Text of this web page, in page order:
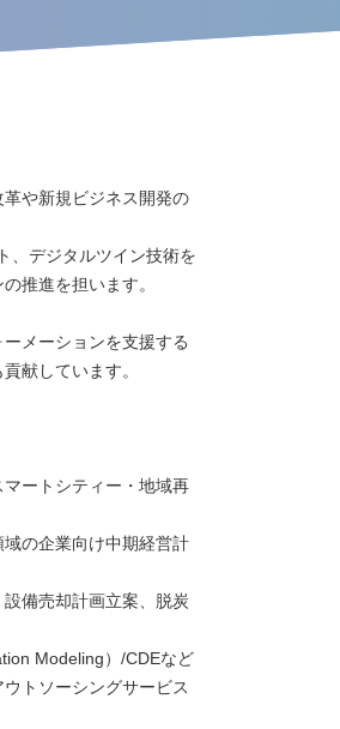
や新規ビジネス開発の
、デジタルツイン技術を
推進を担います。
メーションを支援する
献しています。
ートシティー・地域再
の企業向け中期経営計
備売却計画立案、脱炭
Modeling）/CDEなど
トソーシングサービス